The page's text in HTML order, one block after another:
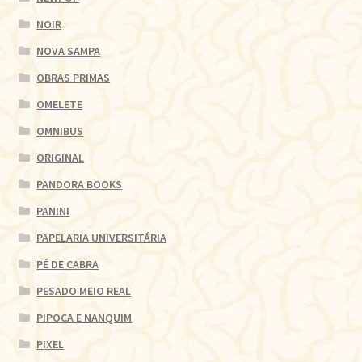
NOIR
NOVA SAMPA
OBRAS PRIMAS
OMELETE
OMNIBUS
ORIGINAL
PANDORA BOOKS
PANINI
PAPELARIA UNIVERSITÁRIA
PÉ DE CABRA
PESADO MEIO REAL
PIPOCA E NANQUIM
PIXEL